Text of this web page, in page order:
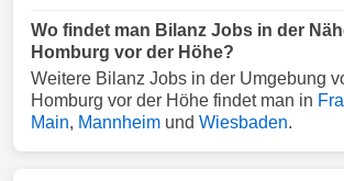
Wo findet man Bilanz Jobs in der
Homburg vor der Höhe?
Weitere Bilanz Jobs in der Umgebung
Homburg vor der Höhe findet man in
Main, Mannheim und Wiesbaden.